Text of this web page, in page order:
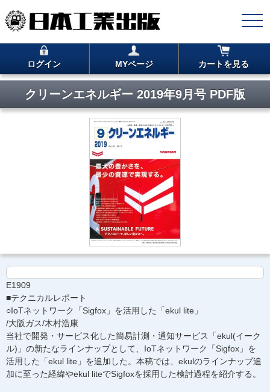
ログイン MYページ カートを見る
クリーンエネルギー 2019年9月号 PDF版
E1909
■テクニカルレポート
○IoTネットワーク「Sigfox」を活用した「ekul lite」
/大阪ガス/木村浩康
当社で開発・サービス化した簡易計測・通知サービス「ekul(イーク
ル)」の新たなラインナップとして、IoTネットワーク「Sigfox」を
活用した「ekul lite」を追加した。本稿では、ekulのラインナップ追
加に至った経緯やekul liteでSigfoxを採用した検討過程を紹介する。